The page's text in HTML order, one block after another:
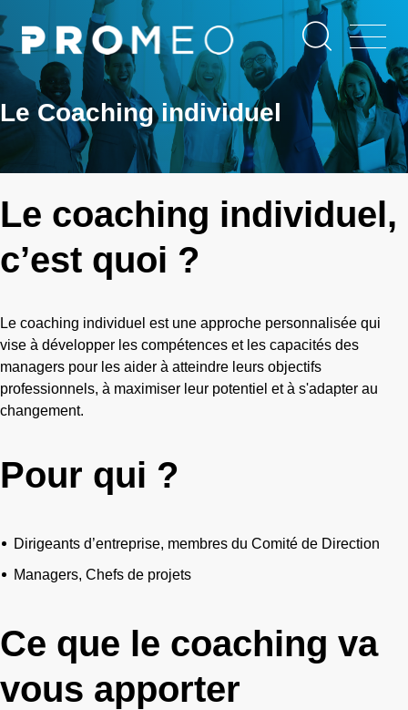
au
contenu
principal
Le Coaching individuel
Le coaching individuel,
c’est quoi ?
Le coaching individuel est une approche personnalisée qui
vise à développer les compétences et les capacités des
managers pour les aider à atteindre leurs objectifs
professionnels, à maximiser leur potentiel et à s'adapter au
changement.
Pour qui ?
Dirigeants d’entreprise, membres du Comité de Direction
Managers, Chefs de projets
Ce que le coaching va
vous apporter
Panneau de gestion des cookies